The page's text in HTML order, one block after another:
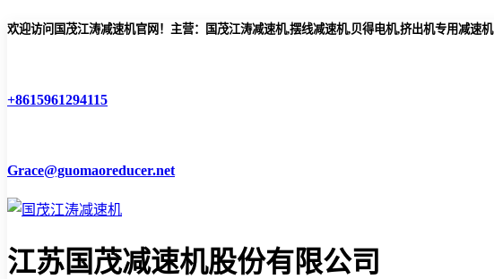
欢迎访问国茂江涛减速机官网！主营：国茂江涛减速机,摆线减速机,贝得电机,挤出机专用减速机
+8615961294115
Grace@guomaoreducer.net
江苏国茂减速机股份有限公司